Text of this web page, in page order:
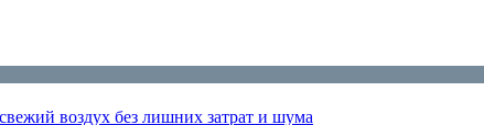
воздух без лишних затрат и шума